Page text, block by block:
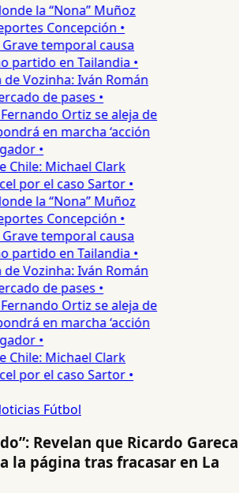
la “Nona” Muñoz
Concepción •
temporal causa
en Tailandia •
Vozinha: Iván Román
de pases •
Ortiz se aleja de
en marcha ‘acción
•
Chile: Michael Clark
por el caso Sartor •
la “Nona” Muñoz
Concepción •
temporal causa
en Tailandia •
Vozinha: Iván Román
de pases •
Ortiz se aleja de
en marcha ‘acción
•
Chile: Michael Clark
por el caso Sartor •
Fútbol
Revelan que Ricardo Gareca
la página tras fracasar en La